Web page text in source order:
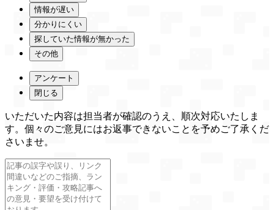
情報が遅い
分かりにくい
探していた情報が無かった
その他
アンケート
閉じる
いただいた内容は担当者が確認のうえ、順次対応いたしま
す。個々のご意見にはお返事できないことを予めご了承くだ
さいませ。